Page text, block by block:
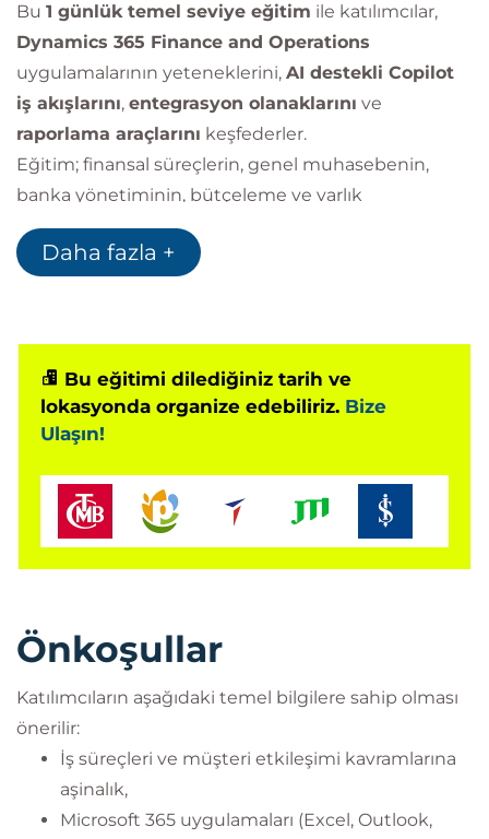
Bu 1 günlük temel seviye eğitim ile katılımcılar,
Dynamics 365 Finance and Operations
uygulamalarının yeteneklerini, AI destekli Copilot
iş akışlarını, entegrasyon olanaklarını ve
raporlama araçlarını keşfederler.
Eğitim; finansal süreçlerin, genel muhasebenin,
banka yönetiminin, bütçeleme ve varlık
yönetiminin nasıl yürütüldüğünü anlamak isteyen
profesyoneller için kapsamlı bir giriş sağlar.
Daha fazla +
Bu eğitimi dilediğiniz tarih ve
lokasyonda organize edebiliriz. Bize
Ulaşın!
Önkoşullar
Katılımcıların aşağıdaki temel bilgilere sahip olması
önerilir:
İş süreçleri ve müşteri etkileşimi kavramlarına
aşinalık,
Microsoft 365 uygulamaları (Excel, Outlook,